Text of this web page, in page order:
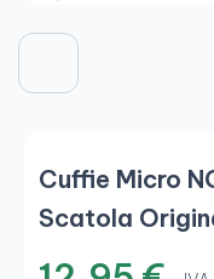
Cuffie Micro
Scatola